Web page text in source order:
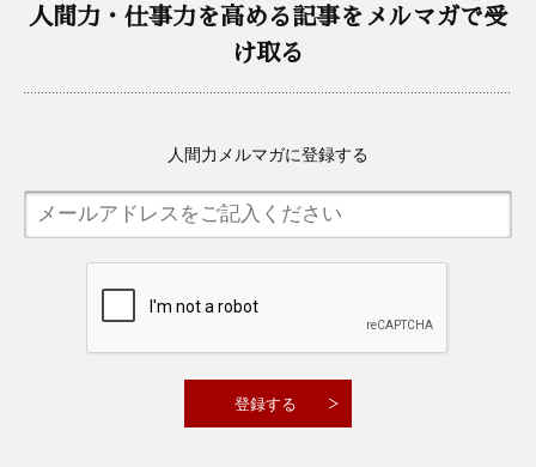
人間力・仕事力を高める記事をメルマガで受
け取る
人間力メルマガに登録する